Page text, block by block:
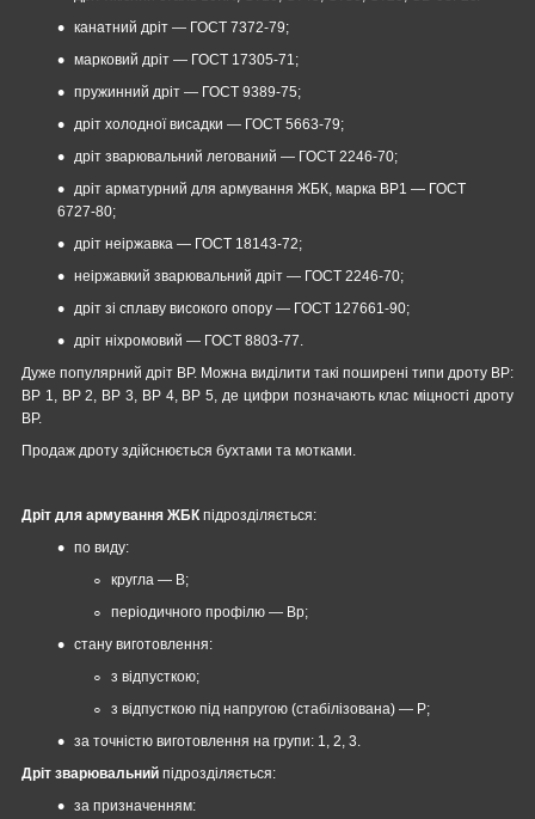
канатний дріт — ГОСТ 7372-79;
марковий дріт — ГОСТ 17305-71;
пружинний дріт — ГОСТ 9389-75;
дріт холодної висадки — ГОСТ 5663-79;
дріт зварювальний легований ― ГОСТ 2246-70;
дріт арматурний для армування ЖБК, марка ВР1 — ГОСТ
6727-80;
дріт неіржавка — ГОСТ 18143-72;
неіржавкий зварювальний дріт ― ГОСТ 2246-70;
дріт зі сплаву високого опору ― ГОСТ 127661-90;
дріт ніхромовий — ГОСТ 8803-77.
Дуже популярний дріт ВР. Можна виділити такі поширені типи дроту ВР:
ВР 1, ВР 2, ВР 3, ВР 4, ВР 5, де цифри позначають клас міцності дроту
ВР.
Продаж дроту здійснюється бухтами та мотками.
Дріт для армування ЖБК підрозділяється:
по виду:
кругла — В;
періодичного профілю — Вр;
стану виготовлення:
з відпусткою;
з відпусткою під напругою (стабілізована) — Р;
за точністю виготовлення на групи: 1, 2, 3.
Дріт зварювальний підрозділяється:
за призначенням: